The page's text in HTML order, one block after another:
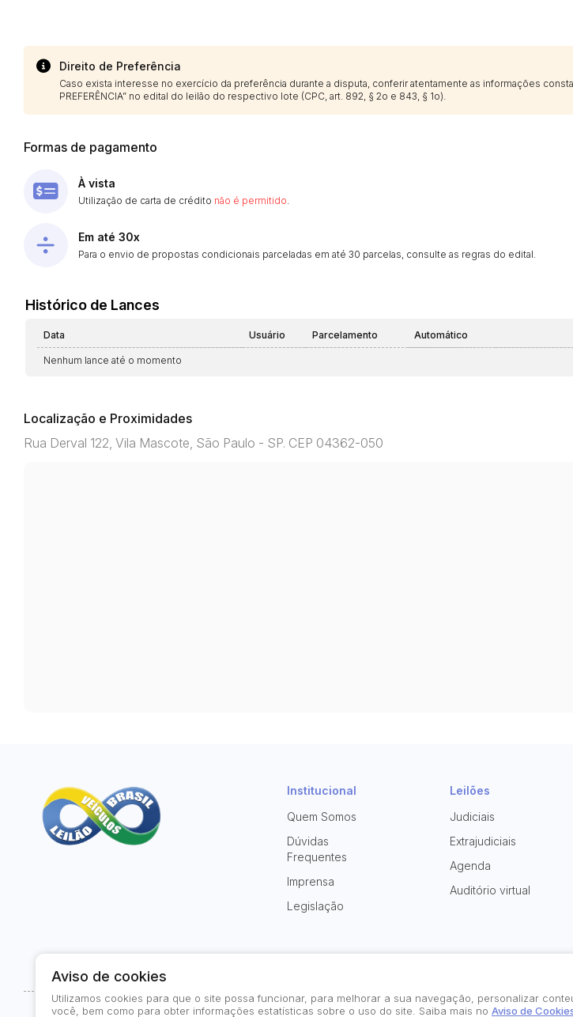
Direito de Preferência
Caso exista interesse no exercício da preferência durante a disputa, conferir atentamente as informações
PREFERÊNCIA” no edital do leilão do respectivo lote (CPC, art. 892, § 2o e 843, § 1o).
Formas de pagamento
À vista
Utilização de carta de crédito não é permitido.
Em até 30x
Para o envio de propostas condicionais parceladas em até 30 parcelas, consulte as regras do edital.
Histórico de Lances
Data Usuário Parcelamento Automático
Nenhum lance até o momento
Localização e Proximidades
Rua Derval 122, Vila Mascote, São Paulo - SP. CEP 04362-050
Institucional
Quem Somos
Dúvidas
Frequentes
Imprensa
Legislação
Leilões
Judiciais
Extrajudiciais
Agenda
Auditório virtual
Aviso de cookies
Utilizamos cookies para que o site possa funcionar, para melhorar a sua navegação, personalizar
você, bem como para obter informações estatísticas sobre o uso do site. Saiba mais no Aviso de